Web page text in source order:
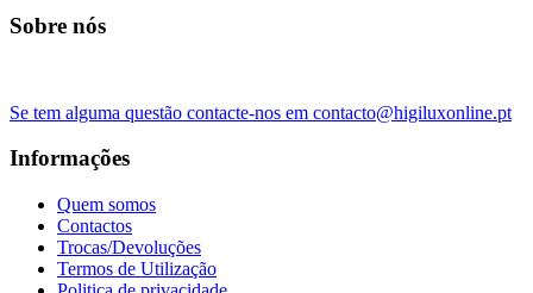
Sobre nós
Se tem alguma questão contacte-nos em contacto@higiluxonline.pt
Informações
Quem somos
Contactos
Trocas/Devoluções
Termos de Utilização